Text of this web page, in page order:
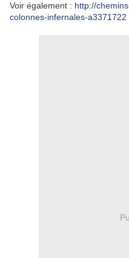
Voir également : http://
colonnes-infernales-a3371722